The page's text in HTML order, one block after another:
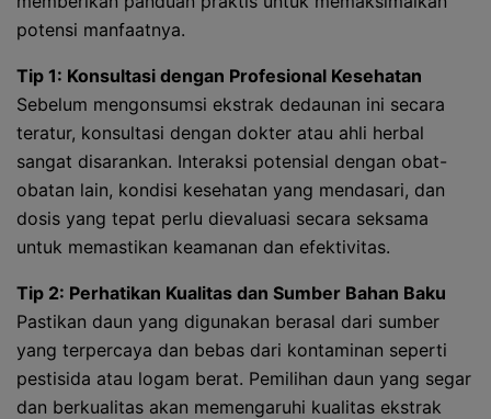
potensi manfaatnya.
Tip 1: Konsultasi dengan Profesional Kesehatan
Sebelum mengonsumsi ekstrak dedaunan ini secara
teratur, konsultasi dengan dokter atau ahli herbal
sangat disarankan. Interaksi potensial dengan obat-
obatan lain, kondisi kesehatan yang mendasari, dan
dosis yang tepat perlu dievaluasi secara seksama
untuk memastikan keamanan dan efektivitas.
Tip 2: Perhatikan Kualitas dan Sumber Bahan Baku
Pastikan daun yang digunakan berasal dari sumber
yang terpercaya dan bebas dari kontaminan seperti
pestisida atau logam berat. Pemilihan daun yang segar
dan berkualitas akan memengaruhi kualitas ekstrak